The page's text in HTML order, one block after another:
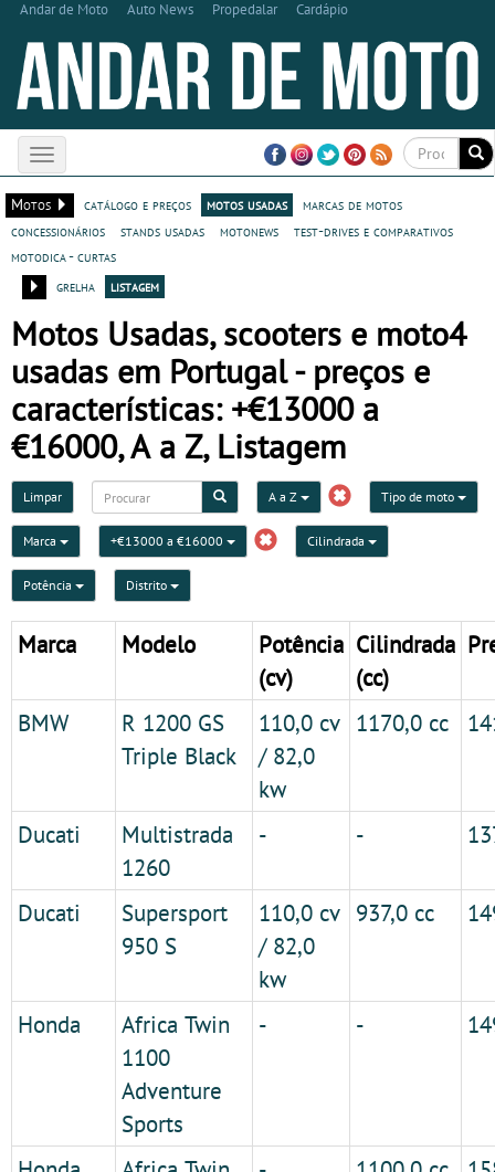
Andar de Moto Auto News Propedalar Cardápio
Toggle
navigation
Motos
catálogo e preços motos usadas
marcas de motos
concessionários
stands usadas motonews
test-drives e comparativos
motodica - curtas
grelha
listagem
Motos Usadas, scooters e moto4
usadas em Portugal - preços e
características: +€13000 a
€16000, A a Z, Listagem
Limpar A a Z Tipo de moto
Marca +€13000 a €16000 Cilindrada
Potência Distrito
Marca Modelo
Potência
(cv)
Cilindrada
(cc)
BMW
R 1200 GS
Triple Black
110,0 cv
/ 82,0
kw
1170,0 cc
Ducati
Multistrada
1260
- -
Ducati
Supersport
950 S
110,0 cv
/ 82,0
kw
937,0 cc
Honda
Africa Twin
1100
Adventure
Sports
- -